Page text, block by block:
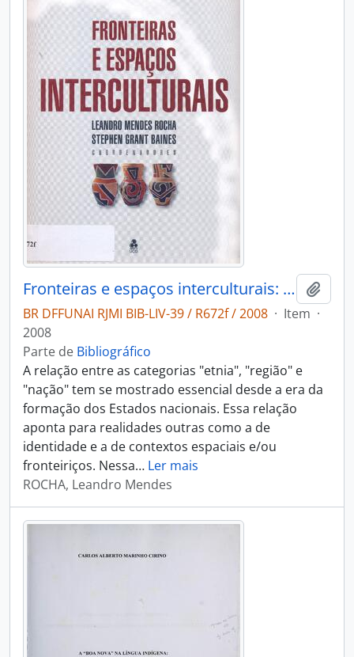
Fronteiras e espaços interculturais: transnacionalidade etnicidade e identidade em regiões de fronteira.
BR DFFUNAI RJMI BIB-LIV-39 / R672f / 2008 · Item ·
2008
Parte de Bibliográfico
A relação entre as categorias "etnia", "região" e
"nação" tem se mostrado essencial desde a era da
formação dos Estados nacionais. Essa relação
aponta para realidades outras como a de
identidade e a de contextos espaciais e/ou
fronteiriços. Nessa… Ler mais
ROCHA, Leandro Mendes